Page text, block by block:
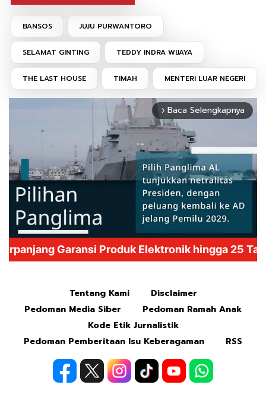
BANSOS JUJU PURWANTORO
SELAMAT GINTING TEDDY INDRA WIJAYA
THE LAST HOUSE TIMAH MENTERI LUAR NEGERI
arrow_forward_ios Baca Selengkapnya
Tentang Kami
Disclaimer
Pedoman Media Siber
Pedoman Ramah Anak
Kode Etik Jurnalistik
Pedoman Pemberitaan Isu Keberagaman
RSS